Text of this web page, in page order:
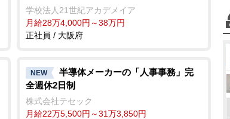
学校法人21世紀アカデメイア
月給28万4,000円～38万円
正社員 / 大阪府
NEW
半導体メーカーの「人事事務」完
全週休2日制
株式会社テセック
月給22万5,500円～31万3,850円